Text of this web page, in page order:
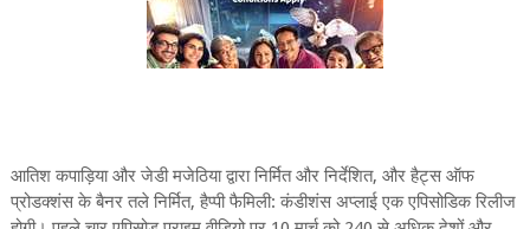
आतिश कपाड़िया और जेडी मजेठिया द्वारा निर्मित और निर्देशित, और हैट्स ऑफ
प्रोडक्शंस के बैनर तले निर्मित, हैप्पी फैमिली: कंडीशंस अप्लाई एक एपिसोडिक रिलीज